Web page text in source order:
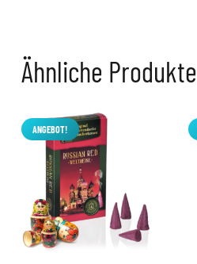
Ähnliche Produkte
ANGEBOT!